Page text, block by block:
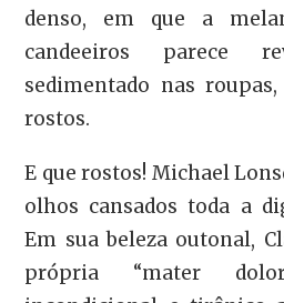
denso, em que a
candeeiros parece
sedimentado nas
rostos.
E que rostos! Michael
olhos cansados toda a
Em sua beleza outonal,
própria “mater